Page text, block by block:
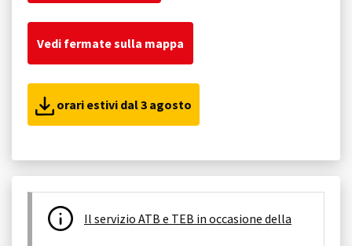
Vedi fermate sulla mappa
orari estivi dal 3 agosto
Il servizio ATB e TEB in occasione della